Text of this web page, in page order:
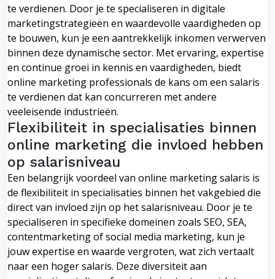
te verdienen. Door je te specialiseren in digitale
marketingstrategieën en waardevolle vaardigheden op
te bouwen, kun je een aantrekkelijk inkomen verwerven
binnen deze dynamische sector. Met ervaring, expertise
en continue groei in kennis en vaardigheden, biedt
online marketing professionals de kans om een salaris
te verdienen dat kan concurreren met andere
veeleisende industrieën.
Flexibiliteit in specialisaties binnen
online marketing die invloed hebben
op salarisniveau
Een belangrijk voordeel van online marketing salaris is
de flexibiliteit in specialisaties binnen het vakgebied die
direct van invloed zijn op het salarisniveau. Door je te
specialiseren in specifieke domeinen zoals SEO, SEA,
contentmarketing of social media marketing, kun je
jouw expertise en waarde vergroten, wat zich vertaalt
naar een hoger salaris. Deze diversiteit aan